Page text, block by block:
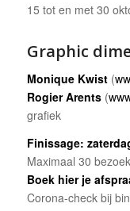
15 tot en met 30
Graphic
Monique Kwist (
Rogier Arents (
grafiek
Finissage:
Maximaal 30
Boek hier je
Corona-check bij